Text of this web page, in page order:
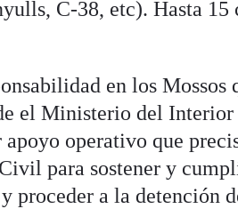
C-38, etc). Hasta 15
en los Mossos
el Ministerio del Interior
operativo que
para sostener y
proceder a la detención